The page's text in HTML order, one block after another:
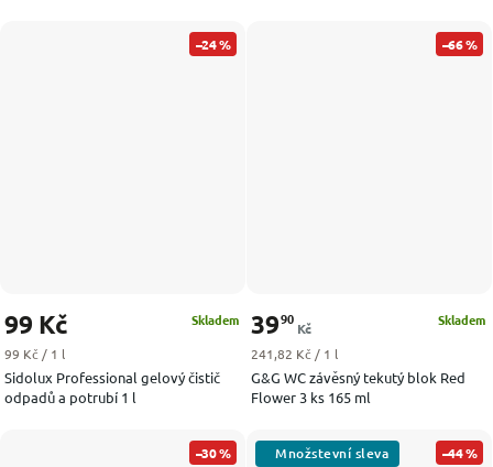
–24 %
Sidolux Professional gelový čistič
odpadů a potrubí 1 l
Skladem
99 Kč
Měrná cena:
99 Kč / 1 l
–66 %
G&G WC závěsný tekutý blok Red
Flower 3 ks 165 ml
Skladem
3990
Kč
Měrná cena:
241,82 Kč / 1 l
–30 % –44 %